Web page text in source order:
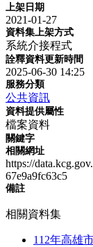
上架日期
2021-01-27
資料集上架方式
系統介接程式
詮釋資料更新時間
2025-06-30 14:25
服務分類
公共資訊
資料提供屬性
檔案資料
關鍵字
相關網址
https://
67e9a9fc63c5
備註
相關資料集
112年高雄